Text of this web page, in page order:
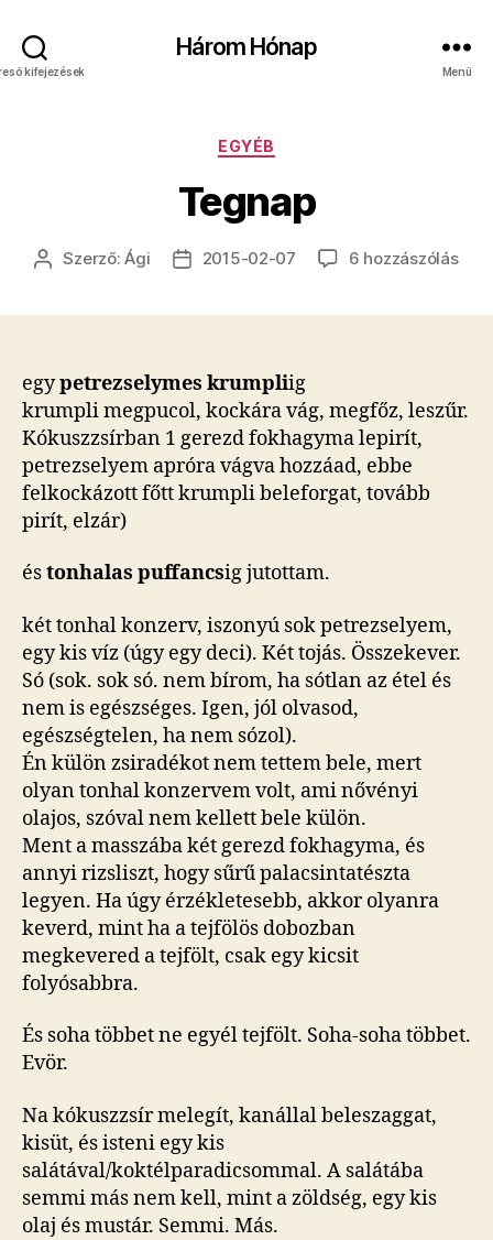
kifejezések
Három Hónap
Menü
Kategóriák
EGYÉB
Tegnap
Bejegyzés
Szerző:Ági
Bejegyzés
2015-02-07 6 hozzászólás
egypetrezselymes krumpliig
krumpli megpucol, kockára vág, megfőz, leszűr.
Kókuszzsírban 1 gerezd fokhagyma lepirít,
petrezselyem apróra vágva hozzáad, ebbe
felkockázott főtt krumpli beleforgat, tovább
pirít, elzár)
éstonhalas puffancsig jutottam.
két tonhal konzerv, iszonyú sok petrezselyem,
egy kis víz (úgy egy deci). Két tojás. Összekever.
Só (sok. sok só. nem bírom, ha sótlan az étel és
nem is egészséges. Igen, jól olvasod,
egészségtelen, ha nem sózol).
Én külön zsiradékot nem tettem bele, mert
olyan tonhal konzervem volt, ami nővényi
olajos, szóval nem kellett bele külön.
Ment a masszába két gerezd fokhagyma, és
annyi rizsliszt, hogy sűrű palacsintatészta
legyen. Ha úgy érzékletesebb, akkor olyanra
keverd, mint ha a tejfölös dobozban
megkevered a tejfölt, csak egy kicsit
folyósabbra.
És soha többet ne egyél tejfölt. Soha-soha többet.
Evör.
Na kókuszzsír melegít, kanállal beleszaggat,
kisüt, és isteni egy kis
salátával/koktélparadicsommal. A salátába
semmi más nem kell, mint a zöldség, egy kis
olaj és mustár. Semmi. Más.